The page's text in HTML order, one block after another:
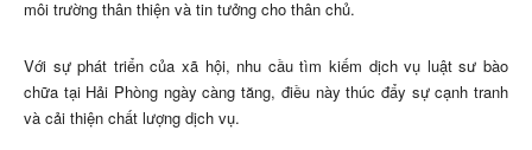
môi trường thân thiện và tin tưởng cho thân chủ.
Với sự phát triển của xã hội, nhu cầu tìm kiếm dịch vụ luật sư bào
chữa tại Hải Phòng ngày càng tăng, điều này thúc đẩy sự cạnh tranh
và cải thiện chất lượng dịch vụ.